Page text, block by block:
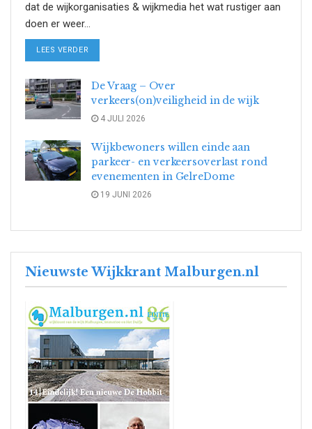
dat de wijkorganisaties & wijkmedia het wat rustiger aan
doen er weer...
LEES VERDER
De Vraag – Over
verkeers(on)veiligheid in de wijk
4 JULI 2026
Wijkbewoners willen einde aan
parkeer- en verkeersoverlast rond
evenementen in GelreDome
19 JUNI 2026
Nieuwste Wijkkrant Malburgen.nl